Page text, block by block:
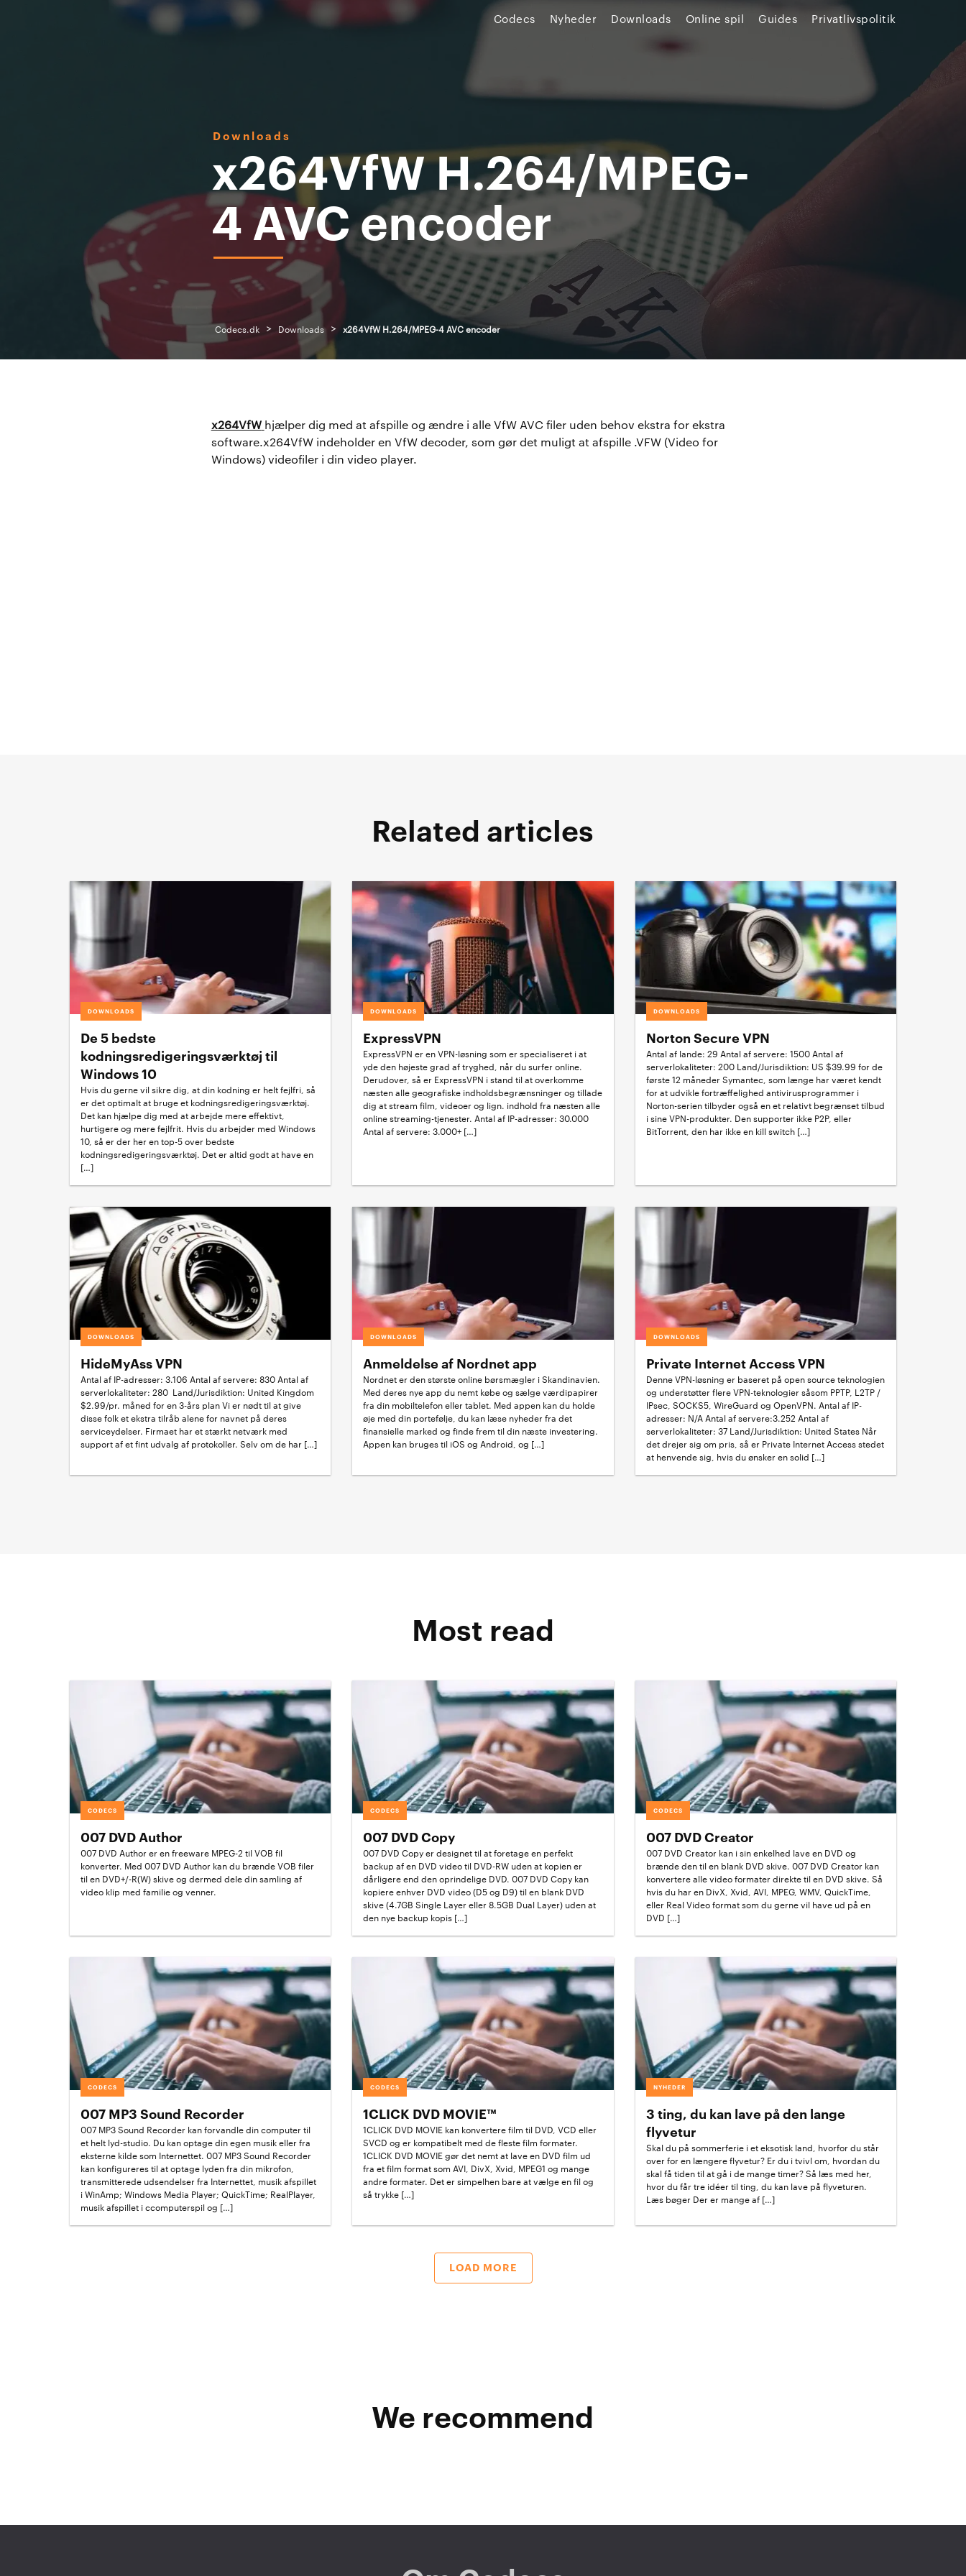
Codecs Nyheder Downloads Online spil Guides Privatlivspolitik
Downloads
x264VfW H.264/MPEG-
4 AVC encoder
Codecs.dk > Downloads > x264VfW H.264/MPEG-4 AVC encoder
x264VfW hjælper dig med at afspille og ændre i alle VfW AVC filer uden behov ekstra for ekstra
software.x264VfW indeholder en VfW decoder, som gør det muligt at afspille .VFW (Video for
Windows) videofiler i din video player.
Related articles
DOWNLOADS
De 5 bedste
kodningsredigeringsværktøj til
Windows 10
Hvis du gerne vil sikre dig, at din kodning er helt fejlfri, så
er det optimalt at bruge et kodningsredigeringsværktøj.
Det kan hjælpe dig med at arbejde mere effektivt,
hurtigere og mere fejlfrit. Hvis du arbejder med Windows
10, så er der her en top-5 over bedste
kodningsredigeringsværktøj. Det er altid godt at have en
[…]
DOWNLOADS
ExpressVPN
ExpressVPN er en VPN-løsning som er specialiseret i at
yde den højeste grad af tryghed, når du surfer online.
Derudover, så er ExpressVPN i stand til at overkomme
næsten alle geografiske indholdsbegrænsninger og tillade
dig at stream film, videoer og lign. indhold fra næsten alle
online streaming-tjenester. Antal af IP-adresser: 30.000
Antal af servere: 3.000+ […]
DOWNLOADS
Norton Secure VPN
Antal af lande: 29 Antal af servere: 1500 Antal af
serverlokaliteter: 200 Land/Jurisdiktion: US $39.99 for de
første 12 måneder Symantec, som længe har været kendt
for at udvikle fortræffelighed antivirusprogrammer i
Norton-serien tilbyder også en et relativt begrænset tilbud
i sine VPN-produkter. Den supporter ikke P2P, eller
BitTorrent, den har ikke en kill switch […]
DOWNLOADS
HideMyAss VPN
Antal af IP-adresser: 3.106 Antal af servere: 830 Antal af
serverlokaliteter: 280 Land/Jurisdiktion: United Kingdom
$2.99/pr. måned for en 3-års plan Vi er nødt til at give
disse folk et ekstra tilråb alene for navnet på deres
serviceydelser. Firmaet har et stærkt netværk med
support af et fint udvalg af protokoller. Selv om de har […]
DOWNLOADS
Anmeldelse af Nordnet app
Nordnet er den største online børsmægler i Skandinavien.
Med deres nye app du nemt købe og sælge værdipapirer
fra din mobiltelefon eller tablet. Med appen kan du holde
øje med din portefølje, du kan læse nyheder fra det
finansielle marked og finde frem til din næste investering.
Appen kan bruges til iOS og Android, og […]
DOWNLOADS
Private Internet Access VPN
Denne VPN-løsning er baseret på open source teknologien
og understøtter flere VPN-teknologier såsom PPTP, L2TP /
IPsec, SOCKS5, WireGuard og OpenVPN. Antal af IP-
adresser: N/A Antal af servere:3.252 Antal af
serverlokaliteter: 37 Land/Jurisdiktion: United States Når
det drejer sig om pris, så er Private Internet Access stedet
at henvende sig, hvis du ønsker en solid […]
Most read
CODECS
007 DVD Author
007 DVD Author er en freeware MPEG-2 til VOB fil
konverter. Med 007 DVD Author kan du brænde VOB filer
til en DVD+/-R(W) skive og dermed dele din samling af
video klip med familie og venner.
CODECS
007 DVD Copy
007 DVD Copy er designet til at foretage en perfekt
backup af en DVD video til DVD-RW uden at kopien er
dårligere end den oprindelige DVD. 007 DVD Copy kan
kopiere enhver DVD video (D5 og D9) til en blank DVD
skive (4.7GB Single Layer eller 8.5GB Dual Layer) uden at
den nye backup kopis […]
CODECS
007 DVD Creator
007 DVD Creator kan i sin enkelhed lave en DVD og
brænde den til en blank DVD skive. 007 DVD Creator kan
konvertere alle video formater direkte til en DVD skive. Så
hvis du har en DivX, Xvid, AVI, MPEG, WMV, QuickTime,
eller Real Video format som du gerne vil have ud på en
DVD […]
CODECS
007 MP3 Sound Recorder
007 MP3 Sound Recorder kan forvandle din computer til
et helt lyd-studio. Du kan optage din egen musik eller fra
eksterne kilde som Internettet. 007 MP3 Sound Recorder
kan konfigureres til at optage lyden fra din mikrofon,
transmitterede udsendelser fra Internettet, musik afspillet
i WinAmp; Windows Media Player; QuickTime; RealPlayer,
musik afspillet i ccomputerspil og […]
CODECS
1CLICK DVD MOVIE™
1CLICK DVD MOVIE kan konvertere film til DVD, VCD eller
SVCD og er kompatibelt med de fleste film formater.
1CLICK DVD MOVIE gør det nemt at lave en DVD film ud
fra et film format som AVI, DivX, Xvid, MPEG1 og mange
andre formater. Det er simpelhen bare at vælge en fil og
så trykke […]
NYHEDER
3 ting, du kan lave på den lange
flyvetur
Skal du på sommerferie i et eksotisk land, hvorfor du står
over for en længere flyvetur? Er du i tvivl om, hvordan du
skal få tiden til at gå i de mange timer? Så læs med her,
hvor du får tre idéer til ting, du kan lave på flyveturen.
Læs bøger Der er mange af […]
LOAD MORE
We recommend